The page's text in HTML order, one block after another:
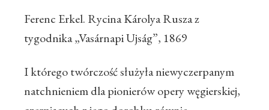
Ferenc Erkel. Rycina Károlya Rusza z
tygodnika „Vasárnapi Ujság”, 1869
I którego twórczość służyła niewyczerpanym
natchnieniem dla pionierów opery węgierskiej,